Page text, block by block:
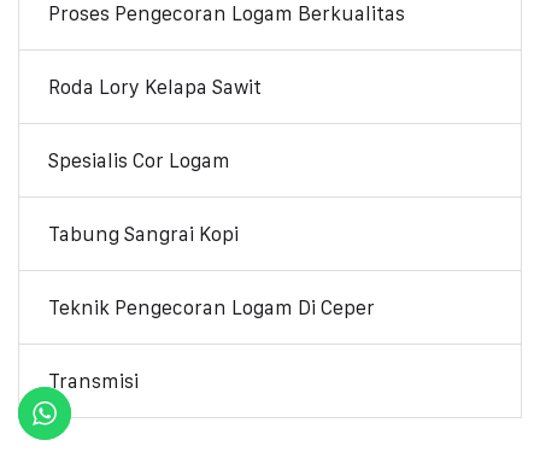
Proses Pengecoran Logam Berkualitas
Roda Lory Kelapa Sawit
Spesialis Cor Logam
Tabung Sangrai Kopi
Teknik Pengecoran Logam Di Ceper
Transmisi